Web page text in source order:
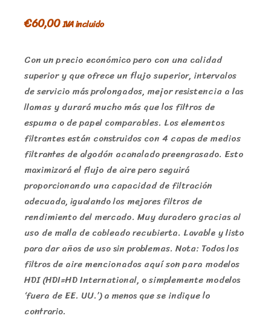
€60,00IVA incluido
Con un precio económico pero con una calidad
superior y que ofrece un flujo superior, intervalos
de servicio más prolongados, mejor resistencia a las
llamas y durará mucho más que los filtros de
espuma o de papel comparables. Los elementos
filtrantes están construidos con 4 capas de medios
filtrantes de algodón acanalado preengrasado. Esto
maximizará el flujo de aire pero seguirá
proporcionando una capacidad de filtración
adecuada, igualando los mejores filtros de
rendimiento del mercado. Muy duradero gracias al
uso de malla de cableado recubierta. Lavable y listo
para dar años de uso sin problemas. Nota: Todos los
filtros de aire mencionados aquí son para modelos
HDI (HDI=HD International, o simplemente modelos
‘fuera de EE. UU.’) a menos que se indique lo
contrario.